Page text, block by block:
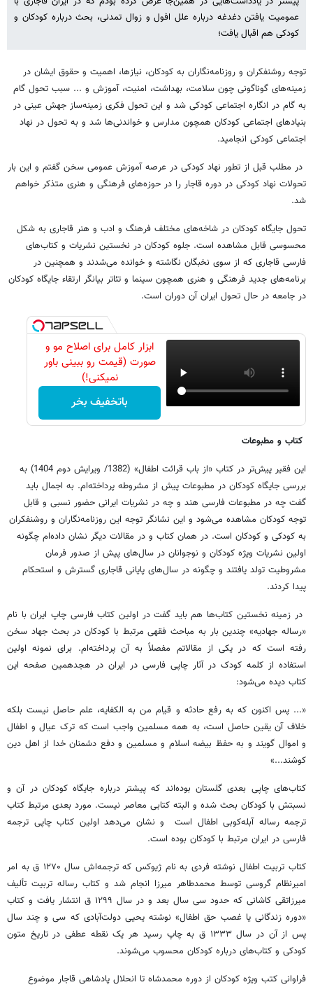
عمومیت یافتن دغدغه درباره علل افول و زوال تمدنی، بحث درباره کودکان و
کودکی هم اقبال یافت؛
توجه روشنفکران و روزنامه‌نگاران به کودکان، نیازها، اهمیت و حقوق ایشان در
زمینه‌های گوناگونی چون سلامت، بهداشت، امنیت، آموزش و ... سبب تحول گام
به گام در انگاره اجتماعی کودکی شد و این تحول فکری زمینه‌ساز جهش عینی در
بنیادهای اجتماعی کودکان همچون مدارس و خواندنی‌ها شد و به تحول در نهاد
اجتماعی کودکی انجامید.
در مطلب قبل از تطور نهاد کودکی در عرصه آموزش عمومی سخن گفتم و این بار
تحولات نهاد کودکی در دوره قاجار را در حوزه‌های فرهنگی و هنری متذکر خواهم
شد.
تحول جایگاه کودکان در شاخه‌های مختلف فرهنگ و ادب و هنر قاجاری به شکل
محسوسی قابل مشاهده است. جلوه کودکان در نخستین نشریات و کتاب‌های
فارسی قاجاری که از سوی نخبگان نگاشته و خوانده می‌شدند و همچنین در
برنامه‌های جدید فرهنگی و هنری همچون سینما و تئاتر بیانگر ارتقاء جایگاه کودکان
در جامعه در حال تحول ایران آن دوران است.
ابزار کامل برای اصلاح مو و
صورت (قیمت رو ببینی باور
نمیکنی!)
باتخفیف بخر
کتاب و مطبوعات
این فقیر پیش‌تر در کتاب «از باب قرائت اطفال» (1382/ ویرایش دوم 1404) به
بررسی جایگاه کودکان در مطبوعات پیش از مشروطه پرداخته‌ام. به اجمال باید
گفت چه در مطبوعات فارسی هند و چه در نشریات ایرانی حضور نسبی و قابل
توجه کودکان مشاهده می‌شود و این نشانگر توجه این روزنامه‌نگاران و روشنفکران
به کودکی و کودکان است. در همان کتاب و در مقالات دیگر نشان داده‌ام چگونه
اولین نشریات ویژه کودکان و نوجوانان در سال‌های پیش از صدور فرمان
مشروطیت تولد یافتند و چگونه در سال‌های پایانی قاجاری گسترش و استحکام
پیدا کردند.
در زمینه نخستین کتاب‌ها هم باید گفت در اولین کتاب‌ فارسی چاپ ایران با نام
«رساله جهادیه» چندین بار به مباحث فقهی مرتبط با کودکان در بحث جهاد سخن
رفته است که در یکی از مقالاتم مفصلاً به آن پرداخته‌ام. برای نمونه اولین
استفاده از کلمه کودک در آثار چاپی فارسی در ایران در هجدهمین صفحه این
کتاب دیده می‌شود:
«... پس اکنون که به رفع حادثه و قیام من به الکفایه، علم حاصل نیست بلکه
خلاف آن یقین حاصل است، به همه مسلمین واجب است که ترک عیال و اطفال
و اموال گویند و به حفظ بیضه اسلام و مسلمین و دفع دشمنان خدا از اهل دین
کوشند...»
کتاب‌های چاپی بعدی گلستان بوده‌اند که پیشتر درباره جایگاه کودکان در آن و
نسبتش با کودکان بحث شده و البته کتابی معاصر نیست. مورد بعدی مرتبط کتاب
ترجمه رساله آبله‌کوبی اطفال است و نشان می‌دهد اولین کتاب چاپی ترجمه
فارسی در ایران مرتبط با کودکان بوده است.
کتاب تربیت اطفال نوشته فردی به نام ژیوکس که ترجمه‌اش سال ۱۲۷۰ ق به امر
امیرنظام گروسی توسط محمدطاهر میرزا انجام شد و کتاب رساله تربیت تألیف
میرزاتقی کاشانی که حدود سی سال بعد و در سال ۱۲۹۹ ق انتشار یافت و کتاب
«دوره زندگانی یا غصب حق اطفال» نوشته یحیی دولت‌آبادی که سی و چند سال
پس از آن در سال ۱۳۳۳ ق به چاپ رسید هر یک نقطه عطفی در تاریخ متون
کودکی و کتاب‌های درباره کودکان محسوب می‌شوند.
فراوانی کتب ویژه کودکان از دوره محمدشاه تا انحلال پادشاهی قاجار موضوع